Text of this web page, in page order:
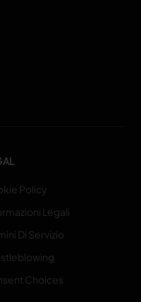
Policy
Legali
Di Servizio
Choices